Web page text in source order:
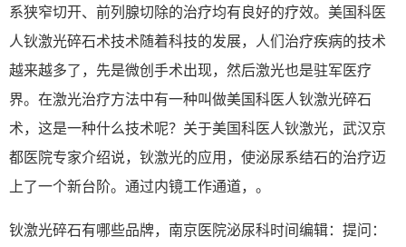
系狭窄切开、前列腺切除的治疗均有良好的疗效。美国科医
人钬激光碎石术技术随着科技的发展，人们治疗疾病的技术
越来越多了，先是微创手术出现，然后激光也是驻军医疗
界。在激光治疗方法中有一种叫做美国科医人钬激光碎石
术，这是一种什么技术呢？关于美国科医人钬激光，武汉京
都医院专家介绍说，钬激光的应用，使泌尿系结石的治疗迈
上了一个新台阶。通过内镜工作通道，。
钬激光碎石有哪些品牌，南京医院泌尿科时间编辑：提问：